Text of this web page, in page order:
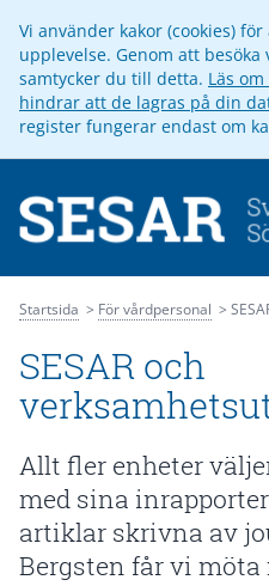
Vi använder kakor (cookies)
upplevelse. Genom att besöka
samtycker du till detta. Läs
hindrar att de lagras på din
register fungerar endast om
Startsida För vårdpersonal
SESAR och
Allt fler enheter
med sina
artiklar skrivna av
Bergsten får vi möta